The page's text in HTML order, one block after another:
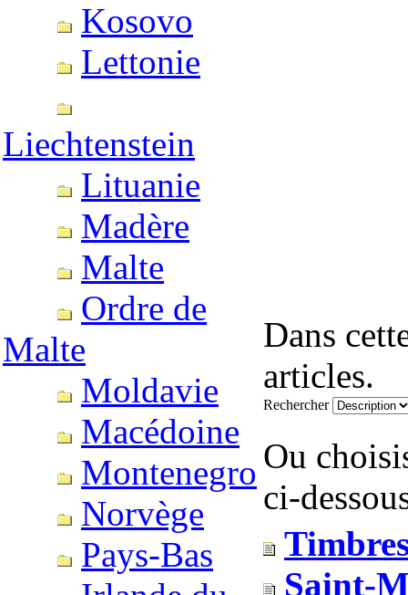
Kosovo
Lettonie
Liechtenstein
Lituanie
Madère
Malte
Ordre de
Malte
Moldavie
Macédoine
Montenegro
Norvège
Pays-Bas
Dans
articles.
Rechercher
Ou
ci-
Saint-